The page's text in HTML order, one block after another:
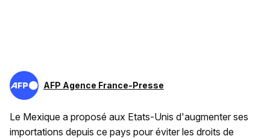
AFP Agence France-Presse
Le Mexique a proposé aux Etats-Unis d'augmenter ses
importations depuis ce pays pour éviter les droits de